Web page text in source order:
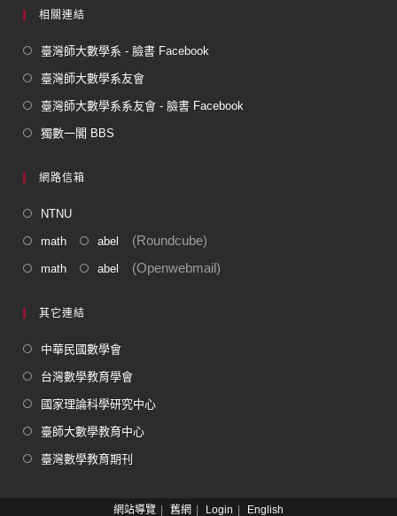
相關連結
臺灣師大數學系 - 臉書 Facebook
臺灣師大數學系友會
臺灣師大數學系系友會 - 臉書 Facebook
獨數一閣 BBS
網路信箱
NTNU
math abel (Roundcube)
math abel (Openwebmail)
其它連結
中華民國數學會
台灣數學教育學會
國家理論科學研究中心
臺師大數學教育中心
臺灣數學教育期刊
網站導覽 舊網 Login English